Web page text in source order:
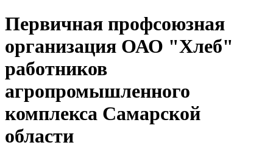
Первичная профсоюзная
организация ОАО "Хлеб"
работников
агропромышленного
комплекса Самарской
области